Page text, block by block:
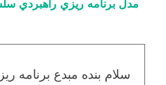
مدل برنامه ریزي راهبردي
سلام بنده مبدع برنامه